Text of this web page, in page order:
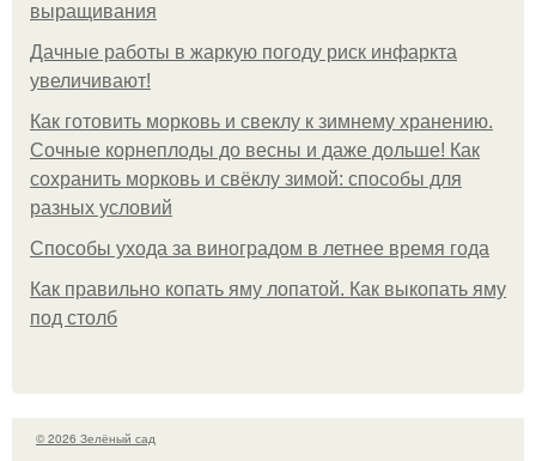
выращивания
Дачные работы в жаркую погоду риск инфаркта
увеличивают!
Как готовить морковь и свеклу к зимнему хранению.
Сочные корнеплоды до весны и даже дольше! Как
сохранить морковь и свёклу зимой: способы для
разных условий
Способы ухода за виноградом в летнее время года
Как правильно копать яму лопатой. Как выкопать яму
под столб
© 2026 Зелёный сад